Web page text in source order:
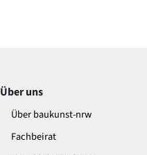
Über uns
Über baukunst-nrw
Fachbeirat